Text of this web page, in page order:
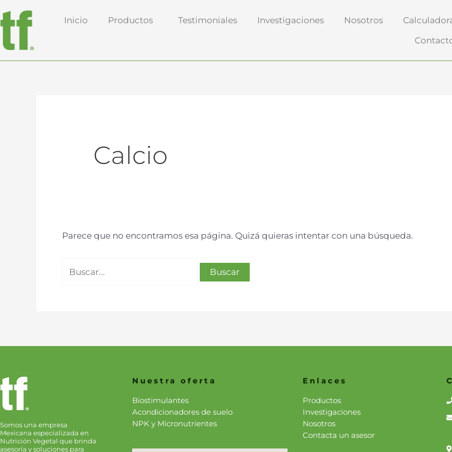
al
Inicio Productos Testimoniales Investigaciones Nosotros
Calcio
Parece que no encontramos esa página. Quizá quieras intentar con una búsqueda.
Somos una empresa
Mexicana especializada en
Nutrición Vegetal que brinda
asesoría y soluciones para
Nuestra oferta
Biostimulantes
Acondicionadores de suelo
NPK y Micronutrientes
Enlaces
Productos
Investigaciones
Nosotros
Contacta un asesor